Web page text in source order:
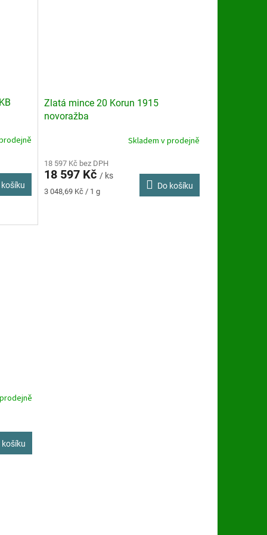
košíku
Zlatá mince 20 Korun 1915
novoražba
produktu
je
4,5
Skladem v prodejně
18 597 Kč bez DPH
18 597 Kč / ks
Měrná
3 048,69 Kč / 1 g
Do košíku
košíku